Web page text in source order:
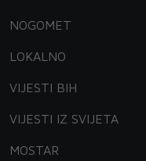
NOGOMET
LOKALNO
VIJESTI BIH
VIJESTI IZ SVIJETA
MOSTAR